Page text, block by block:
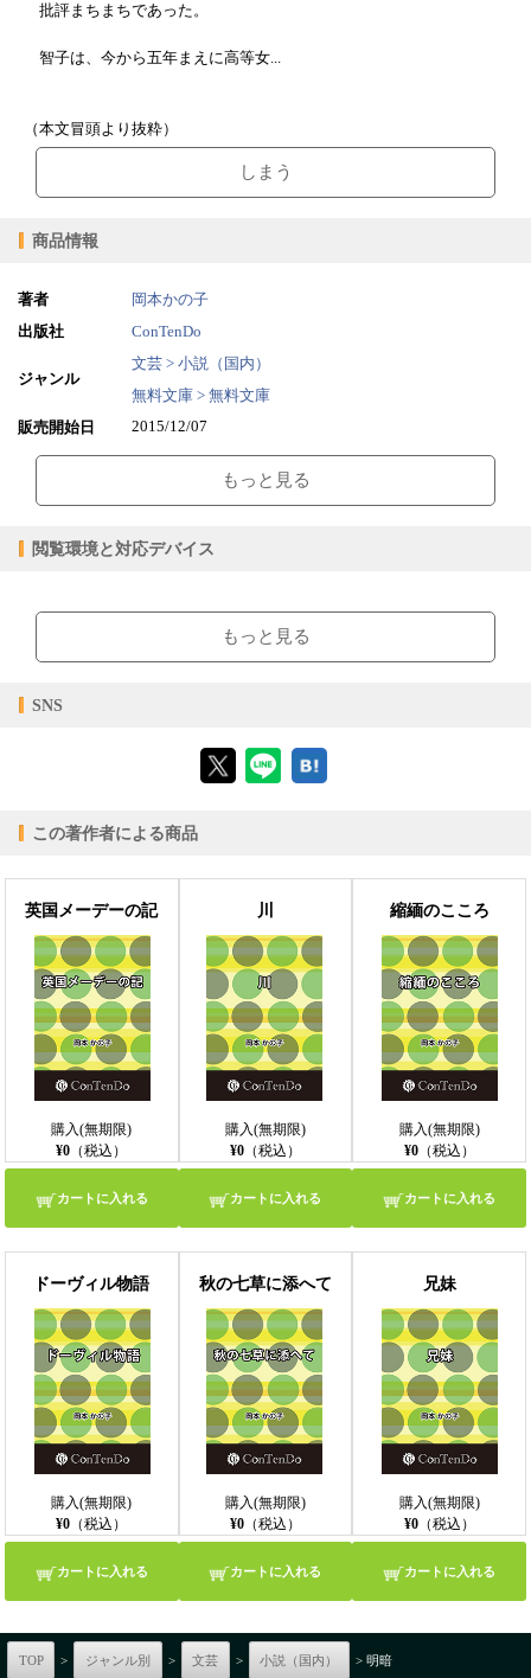
批評まちまちであった。
智子は、今から五年まえに高等女...
（本文冒頭より抜粋）
しまう
商品情報
著者
岡本かの子
出版社
ConTenDo
ジャンル
文芸 > 小説（国内）
無料文庫 > 無料文庫
販売開始日
2015/12/07
ファイルサイズ 0.91MB
もっと見る
閲覧環境と対応デバイス
ブラウザビューア・PC版ConTenDoビューア・モバイルビューア
【対応デバイス】
【PC版ConTenDoビューア】
【モバイルビューア】
もっと見る
SNS
この著作者による商品
英国メーデーの記
購入(無期限)
¥0 （税込）
カートに入れる
川
購入(無期限)
¥0（税込）
カートに入れる
縮緬のこころ
購入(無期限)
¥0（税込）
カートに入れる
ドーヴィル物語
購入(無期限)
¥0 （税込）
カートに入れる
秋の七草に添へて
購入(無期限)
¥0（税込）
カートに入れる
兄妹
購入(無期限)
¥0（税込）
カートに入れる
TOP > ジャンル別 > 文芸 > 小説（国内） > 明暗